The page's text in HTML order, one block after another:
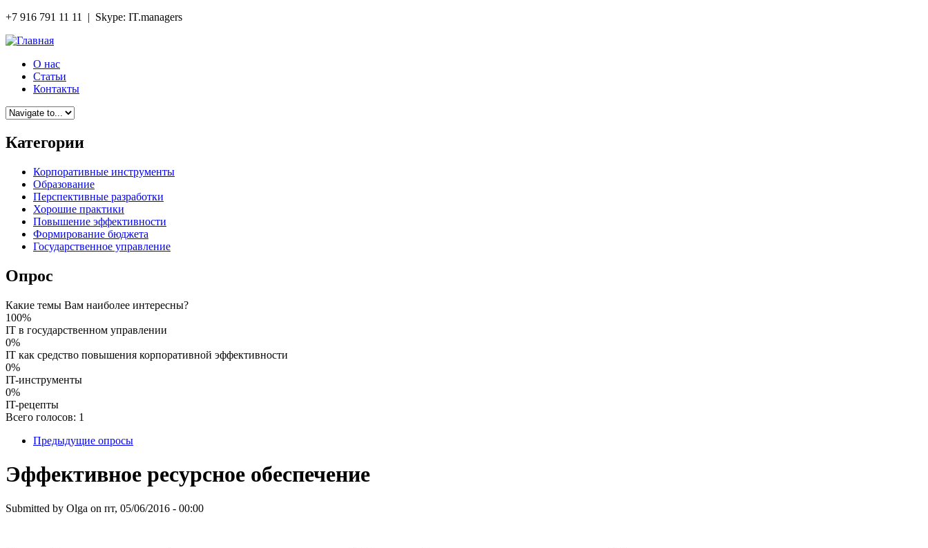
+7 916 791 11 11 | Skype: IT.managers
О нас
Статьи
Контакты
Категории
Корпоративные инструменты
Образование
Перспективные разработки
Хорошие практики
Повышение эффективности
Формирование бюджета
Государственное управление
Опрос
Какие темы Вам наиболее интересны?
100%
IT в государственном управлении
0%
IT как средство повышения корпоративной эффективности
0%
IT-инструменты
0%
IT-рецепты
Всего голосов: 1
Предыдущие опросы
Эффективное ресурсное обеспечение
Submitted by Olga on пт, 05/06/2016 - 00:00